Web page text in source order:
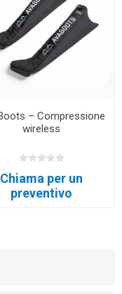
– Compressione
wireless
Chiama per un
preventivo